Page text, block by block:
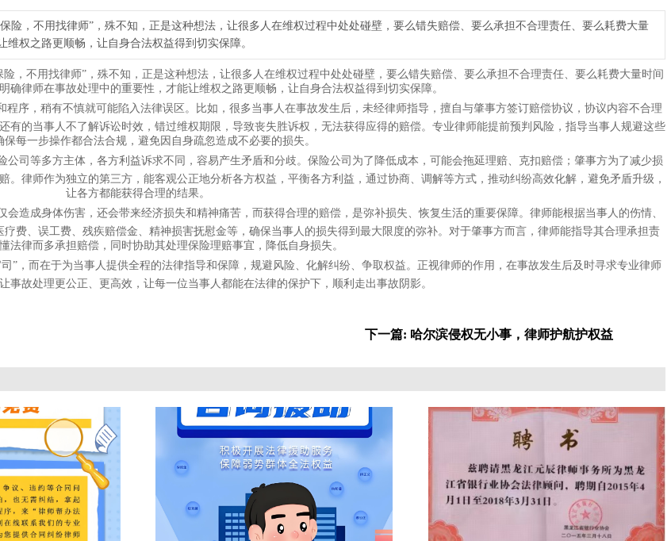
险，不用找律师”，殊不知，正是这种想法，让很多人在维权过程中处处碰壁，要么错失赔偿、要么承担不合理责任、要么耗费大量
权之路更顺畅，让自身合法权益得到切实保障。
，不用找律师”，殊不知，正是这种想法，让很多人在维权过程中处处碰壁，要么错失赔偿、要么承担不合理责任、要么耗费大量时间
确律师在事故处理中的重要性，才能让维权之路更顺畅，让自身合法权益得到切实保障。
程序，稍有不慎就可能陷入法律误区。比如，很多当事人在事故发生后，未经律师指导，擅自与肇事方签订赔偿协议，协议内容不合理
的当事人不了解诉讼时效，错过维权期限，导致丧失胜诉权，无法获得应得的赔偿。专业律师能提前预判风险，指导当事人规避这些
保每一步操作都合法合规，避免因自身疏忽造成不必要的损失。
公司等多方主体，各方利益诉求不同，容易产生矛盾和分歧。保险公司为了降低成本，可能会拖延理赔、克扣赔偿；肇事方为了减少损
律师作为独立的第三方，能客观公正地分析各方权益，平衡各方利益，通过协商、调解等方式，推动纠纷高效化解，避免矛盾升级，
让各方都能获得合理的结果。
会造成身体伤害，还会带来经济损失和精神痛苦，而获得合理的赔偿，是弥补损失、恢复生活的重要保障。律师能根据当事人的伤情、
费、误工费、残疾赔偿金、精神损害抚慰金等，确保当事人的损失得到最大限度的弥补。对于肇事方而言，律师能指导其合理承担责
法律而多承担赔偿，同时协助其处理保险理赔事宜，降低自身损失。
”，而在于为当事人提供全程的法律指导和保障，规避风险、化解纠纷、争取权益。正视律师的作用，在事故发生后及时寻求专业律师
事故处理更公正、更高效，让每一位当事人都能在法律的保护下，顺利走出事故阴影。
下一篇: 哈尔滨侵权无小事，律师护航护权益